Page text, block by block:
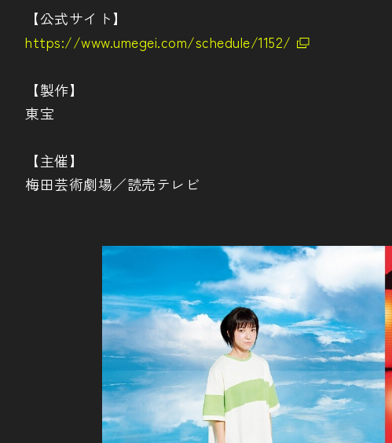
【公式サイト】
https://www.umegei.com/schedule/1152/
【製作】
東宝
【主催】
梅田芸術劇場／読売テレビ